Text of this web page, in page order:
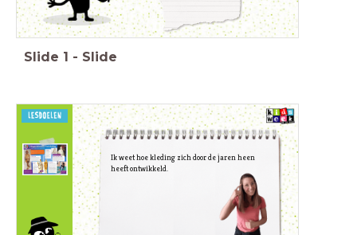
Slide 1 - Slide
Ik weet hoe kleding zich door de jaren heen
heeft ontwikkeld.